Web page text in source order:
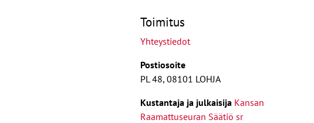
Toimitus
Yhteystiedot
Postiosoite
PL 48, 08101 LOHJA
Kustantaja ja julkaisija Kansan
Raamattuseuran Säätiö sr